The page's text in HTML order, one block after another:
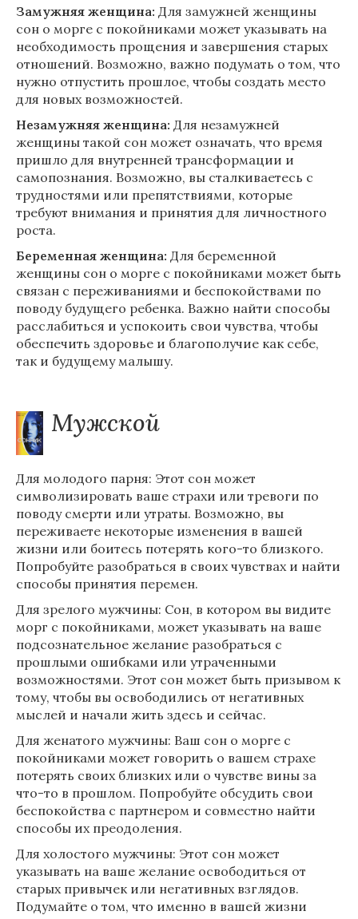
Замужняя женщина: Для замужней женщины
сон о морге с покойниками может указывать на
необходимость прощения и завершения старых
отношений. Возможно, важно подумать о том, что
нужно отпустить прошлое, чтобы создать место
для новых возможностей.
Незамужняя женщина: Для незамужней
женщины такой сон может означать, что время
пришло для внутренней трансформации и
самопознания. Возможно, вы сталкиваетесь с
трудностями или препятствиями, которые
требуют внимания и принятия для личностного
роста.
Беременная женщина: Для беременной
женщины сон о морге с покойниками может быть
связан с переживаниями и беспокойствами по
поводу будущего ребенка. Важно найти способы
расслабиться и успокоить свои чувства, чтобы
обеспечить здоровье и благополучие как себе,
так и будущему малышу.
Мужской
Для молодого парня: Этот сон может
символизировать ваше страхи или тревоги по
поводу смерти или утраты. Возможно, вы
переживаете некоторые изменения в вашей
жизни или боитесь потерять кого-то близкого.
Попробуйте разобраться в своих чувствах и найти
способы принятия перемен.
Для зрелого мужчины: Сон, в котором вы видите
морг с покойниками, может указывать на ваше
подсознательное желание разобраться с
прошлыми ошибками или утраченными
возможностями. Этот сон может быть призывом к
тому, чтобы вы освободились от негативных
мыслей и начали жить здесь и сейчас.
Для женатого мужчины: Ваш сон о морге с
покойниками может говорить о вашем страхе
потерять своих близких или о чувстве вины за
что-то в прошлом. Попробуйте обсудить свои
беспокойства с партнером и совместно найти
способы их преодоления.
Для холостого мужчины: Этот сон может
указывать на ваше желание освободиться от
старых привычек или негативных взглядов.
Подумайте о том, что именно в вашей жизни